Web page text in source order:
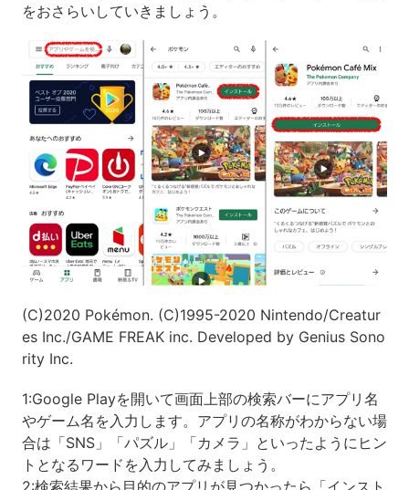
をおさらいしていきましょう。
(C)2020 Pokémon. (C)1995-2020 Nintendo/Creatur
es Inc./GAME FREAK inc. Developed by Genius Sono
rity Inc.
1:Google Playを開いて画面上部の検索バーにアプリ名
やゲーム名を入力します。アプリの名称がわからない場
合は「SNS」「パズル」「カメラ」といったようにヒン
トとなるワードを入力してみましょう。